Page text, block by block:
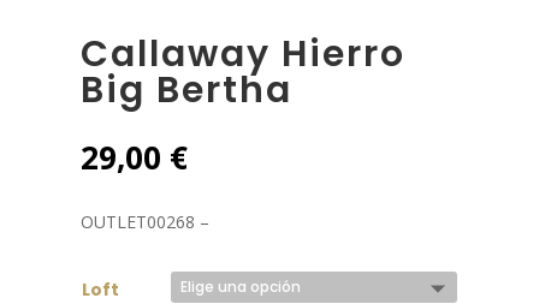
Callaway Hierro
Big Bertha
29,00 €
OUTLET00268 –
Loft